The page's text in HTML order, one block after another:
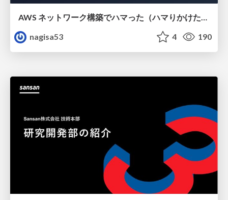
AWS ネットワーク構築でハマった（ハマりかけた） 5選とそこから得た教訓
nagisa53
4 190